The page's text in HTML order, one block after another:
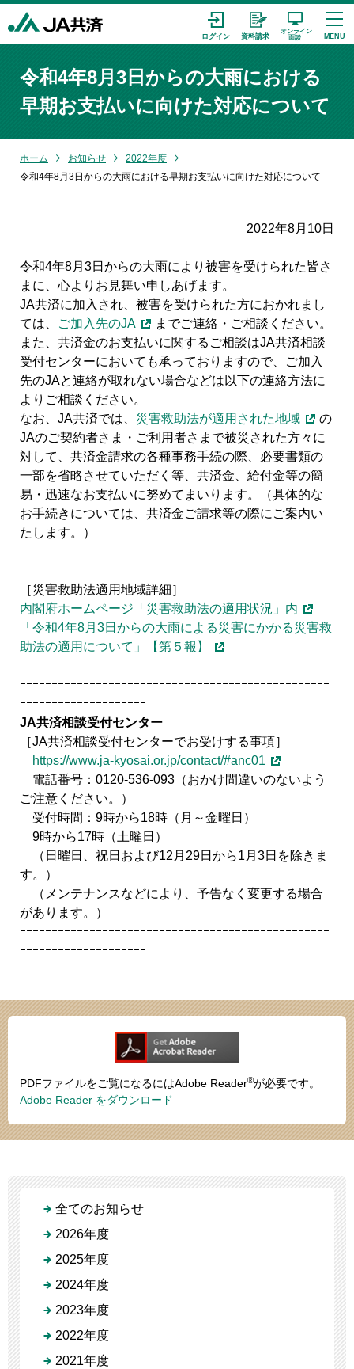
令和4年8月3日からの大雨における
早期お支払いに向けた対応について
ホーム お知らせ
2022年度
令和4年8月3日からの大雨における早期お支払いに向けた対応について
2022年8月10日
令和4年8月3日からの大雨により被害を受けられた皆さ
まに、心よりお見舞い申しあげます。
JA共済に加入され、被害を受けられた方におかれまし
ては、
ご加入先のJA
までご連絡・ご相談ください。
また、共済金のお支払いに関するご相談はJA共済相談
受付センターにおいても承っておりますので、ご加入
先のJAと連絡が取れない場合などは以下の連絡方法に
よりご相談ください。
なお、JA共済では、 災害救助法が適用された地域
の
JAのご契約者さま・ご利用者さまで被災された方々に
対して、共済金請求の各種事務手続の際、必要書類の
一部を省略させていただく等、共済金、給付金等の簡
易・迅速なお支払いに努めてまいります。（具体的な
お手続きについては、共済金ご請求等の際にご案内い
たします。）
［災害救助法適用地域詳細］
内閣府ホームページ「災害救助法の適用状況」内
「令和4年8月3日からの大雨による災害にかかる災害救
助法の適用について」【第５報】
ｰｰｰｰｰｰｰｰｰｰｰｰｰｰｰｰｰｰｰｰｰｰｰｰｰｰｰｰｰｰｰｰｰｰｰｰｰｰｰｰｰｰｰｰｰｰｰｰｰ
ｰｰｰｰｰｰｰｰｰｰｰｰｰｰｰｰｰｰｰｰ
JA共済相談受付センター
［JA共済相談受付センターでお受けする事項］
https://www.ja-kyosai.or.jp/contact/#anc01
電話番号：0120-536-093（おかけ間違いのないよう
ご注意ください。）
受付時間：9時から18時（月～金曜日）
9時から17時（土曜日）
（日曜日、祝日および12月29日から1月3日を除きま
す。）
（メンテナンスなどにより、予告なく変更する場合
があります。）
ｰｰｰｰｰｰｰｰｰｰｰｰｰｰｰｰｰｰｰｰｰｰｰｰｰｰｰｰｰｰｰｰｰｰｰｰｰｰｰｰｰｰｰｰｰｰｰｰｰ
ｰｰｰｰｰｰｰｰｰｰｰｰｰｰｰｰｰｰｰｰ
PDFファイルをご覧になるにはAdobe Reader®が必要です。
Adobe Reader をダウンロード
全てのお知らせ
2026年度
2025年度
2024年度
2023年度
2022年度
2021年度